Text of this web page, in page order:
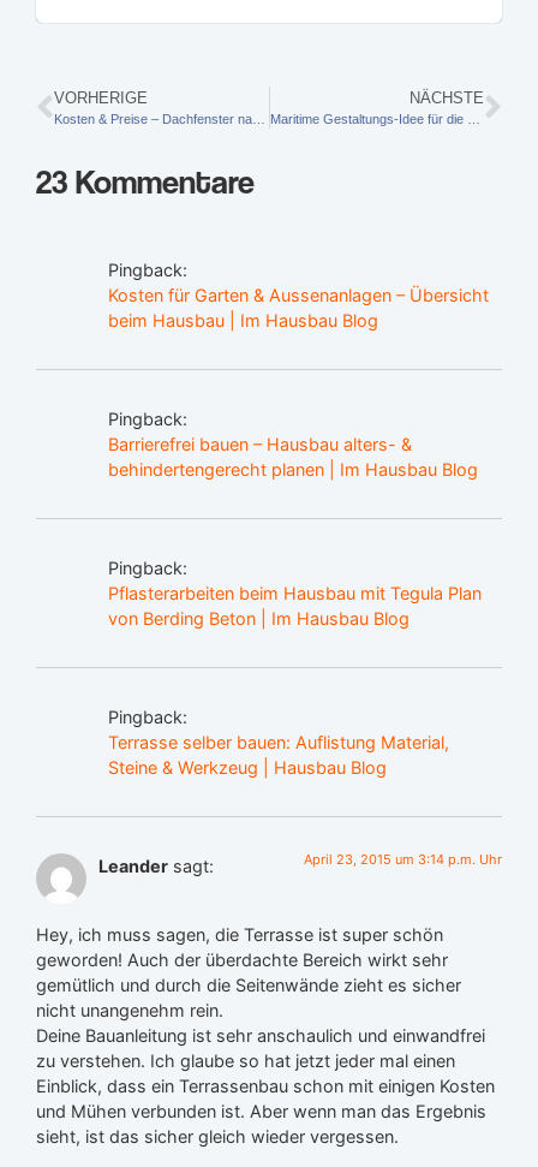
VORHERIGE NÄCHSTE
23 Kommentare
Pingback:
Kosten für Garten & Aussenanlagen – Übersicht
beim Hausbau | Im Hausbau Blog
Pingback:
Barrierefrei bauen – Hausbau alters- &
behindertengerecht planen | Im Hausbau Blog
Pingback:
Pflasterarbeiten beim Hausbau mit Tegula Plan
von Berding Beton | Im Hausbau Blog
Pingback:
Terrasse selber bauen: Auflistung Material,
Steine & Werkzeug | Hausbau Blog
Leander sagt: April 23, 2015 um 3:14 p.m. Uhr
Hey, ich muss sagen, die Terrasse ist super schön
geworden! Auch der überdachte Bereich wirkt sehr
gemütlich und durch die Seitenwände zieht es sicher
nicht unangenehm rein.
Deine Bauanleitung ist sehr anschaulich und einwandfrei
zu verstehen. Ich glaube so hat jetzt jeder mal einen
Einblick, dass ein Terrassenbau schon mit einigen Kosten
und Mühen verbunden ist. Aber wenn man das Ergebnis
sieht, ist das sicher gleich wieder vergessen.